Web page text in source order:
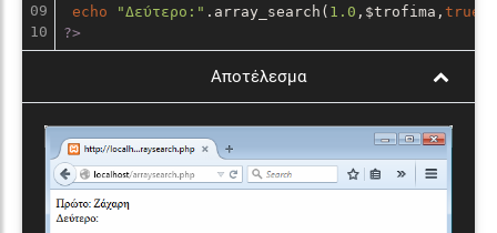
09
echo
"Δεύτερο:" .array_search( 1.0 ,$trofima, true
?>
Αποτέλεσμα